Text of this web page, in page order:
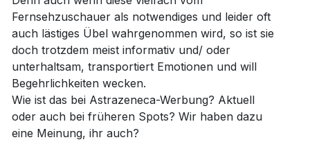
Fernsehzuschauer als notwendiges und leider oft
auch lästiges Übel wahrgenommen wird, so ist sie
doch trotzdem meist informativ und/ oder
unterhaltsam, transportiert Emotionen und will
Begehrlichkeiten wecken.
Wie ist das bei Astrazeneca-Werbung? Aktuell
oder auch bei früheren Spots? Wir haben dazu
eine Meinung, ihr auch?